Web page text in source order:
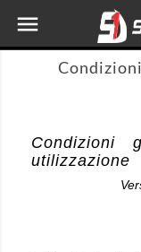

Condizioni
utilizzazione